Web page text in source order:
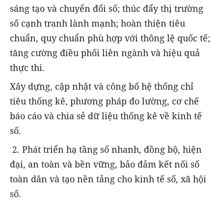
sáng tạo và chuyển đổi số; thúc đẩy thị trường
số cạnh tranh lành mạnh; hoàn thiện tiêu
chuẩn, quy chuẩn phù hợp với thông lệ quốc tế;
tăng cường điều phối liên ngành và hiệu quả
thực thi.
Xây dựng, cập nhật và công bố hệ thống chỉ
tiêu thống kê, phương pháp đo lường, cơ chế
báo cáo và chia sẻ dữ liệu thống kê về kinh tế
số.
2. Phát triển hạ tầng số nhanh, đồng bộ, hiện
đại, an toàn và bền vững, bảo đảm kết nối số
toàn dân và tạo nền tảng cho kinh tế số, xã hội
số.